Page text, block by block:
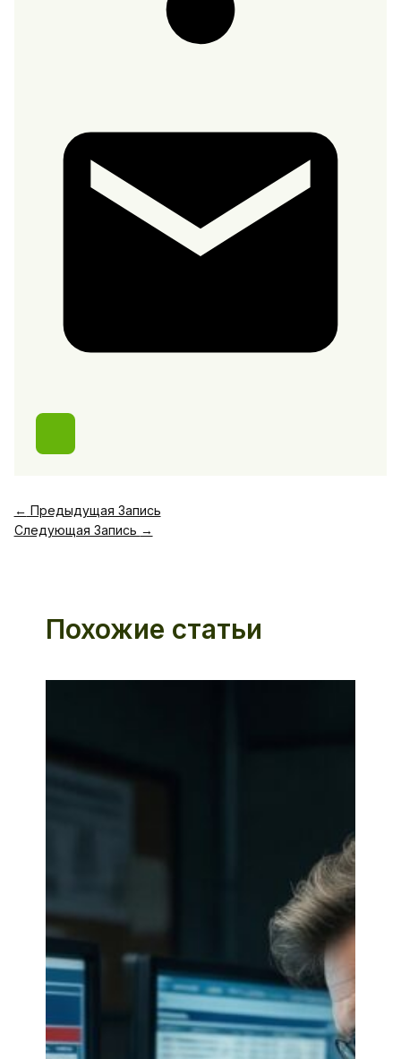
← Предыдущая Запись
Следующая Запись →
Похожие статьи